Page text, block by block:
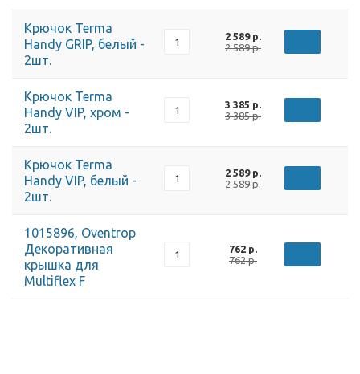
Крючок Terma
Handy GRIP, белый -
2шт.
2 589 р.
2 589 р.
Крючок Terma
Handy VIP, хром -
2шт.
3 385 р.
3 385 р.
Крючок Terma
Handy VIP, белый -
2шт.
2 589 р.
2 589 р.
1015896, Oventrop
Декоративная
крышка для
Multiflex F
762 р.
762 р.